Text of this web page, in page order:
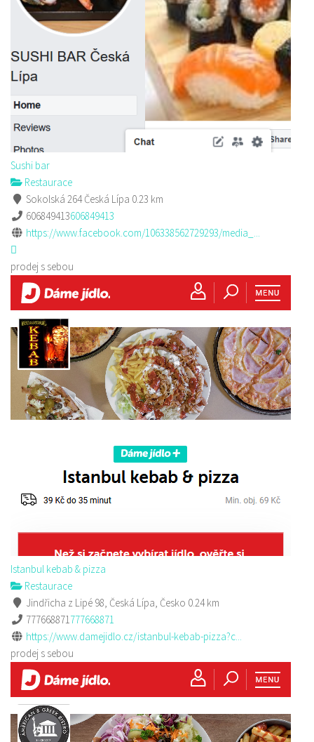
Sushi bar
Restaurace
Sokolská 264 Česká Lípa 0.23 km
606849413606849413
https://www.facebook.com/106338562729293/media_...
prodej s sebou
Istanbul kebab & pizza
Restaurace
Jindřicha z Lipé 98, Česká Lípa, Česko 0.24 km
777668871777668871
https://www.damejidlo.cz/istanbul-kebab-pizza?c...
prodej s sebou